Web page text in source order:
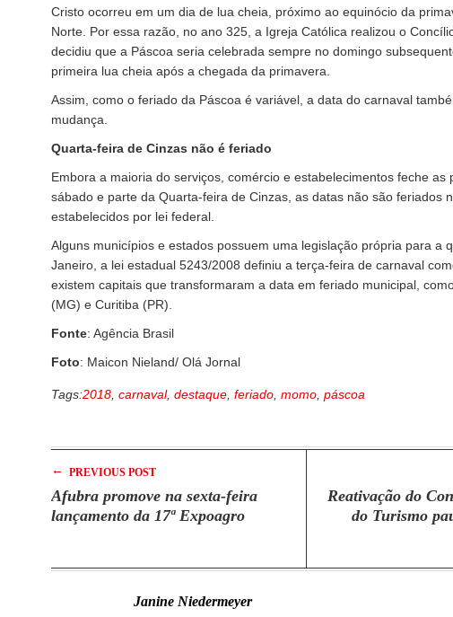
Cristo ocorreu em um dia de lua cheia, próximo ao equinócio da
Norte. Por essa razão, no ano 325, a Igreja Católica realizou o
decidiu que a Páscoa seria celebrada sempre no domingo
primeira lua cheia após a chegada da primavera.
Assim, como o feriado da Páscoa é variável, a data do carnaval
mudança.
Quarta-feira de Cinzas não é feriado
Embora a maioria do serviços, comércio e estabelecimentos feche as
sábado e parte da Quarta-feira de Cinzas, as datas não são feriados
estabelecidos por lei federal.
Alguns municípios e estados possuem uma legislação própria para a
Janeiro, a lei estadual 5243/2008 definiu a terça-feira de carnaval
existem capitais que transformaram a data em feriado municipal,
(MG) e Curitiba (PR).
Fonte: Agência Brasil
Foto: Maicon Nieland/ Olá Jornal
Tags:2018 carnaval, destaque feriado momo páscoa
← PREVIOUS POST
Afubra promove na sexta-feira
lançamento da 17ª Expoagro
Reativação do
do Turismo
Janine Niedermeyer